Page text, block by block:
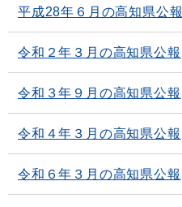
平成28年６月の高知県公報
令和２年３月の高知県公報
令和３年９月の高知県公報
令和４年３月の高知県公報
令和６年３月の高知県公報